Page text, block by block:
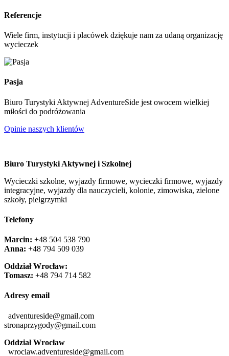
Referencje
Wiele firm, instytucji i placówek dziękuje nam za udaną organizację
wycieczek
Pasja
Biuro Turystyki Aktywnej AdventureSide jest owocem wielkiej
miłości do podróżowania
Opinie naszych klientów
Biuro Turystyki Aktywnej i Szkolnej
Wycieczki szkolne, wyjazdy firmowe, wycieczki firmowe, wyjazdy
integracyjne, wyjazdy dla nauczycieli, kolonie, zimowiska, zielone
szkoły, pielgrzymki
Telefony
Marcin: +48 504 538 790
Anna: +48 ‭794 509 039‬
Oddział Wrocław:
Tomasz: +48 794 714 582
Adresy email
adventureside@gmail.com
stronaprzygody@gmail.com
Oddział Wrocław
wroclaw.adventureside@gmail.com